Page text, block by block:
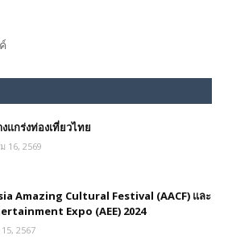
แกร่งท่องเที่ยวไทย
16, 2569
Amazing Cultural Festival (AACF) และ
Expo (AEE) 2024
2567